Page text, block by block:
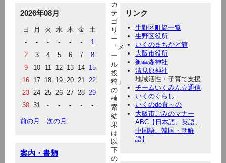
2026年08月
日 月 火 水 木 金
土
-
- - - - -
1
2
3 4 5 6 7
8
9
10 11 12 13 14 15
16 17 18 19 20 21 22
23 24 25 26 27 28 29
30 31 - - - - -
前の月 次の月
案内・書類
リンク
生野区町協一覧
生野区役所
いくのまちかど館
大阪市役所
御幸森神社
清見原神社
地域活性・子育て支援
チームいくみん☆通信
いくのぐらし
いくのde育～の
大阪市ごみのマナー
ABC【日本語、英語、
中国語、韓国・朝鮮
語】
カ
テ
ゴ
リ
ー
「メ
ー
ル
投
稿」
の
検
索
結
果
は
以
下
の